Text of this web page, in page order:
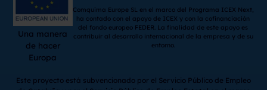
Una manera
de hacer
Europa
Comquima Europe SL en el marco del Programa ICEX Next,
ha contado con el apoyo de ICEX y con la cofinanciación
del fondo europeo FEDER. La finalidad de este apoyo es
contribuir al desarrollo internacional de la empresa y de su
entorno.
Este proyecto está subvencionado por el Servicio Público de Empleo